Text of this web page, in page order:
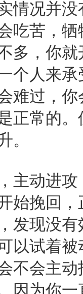
况并没
吃苦，
多，你
个人来
难过，
正常的
。
动进攻
挽回，
发现没
试着被
不会主
因为你